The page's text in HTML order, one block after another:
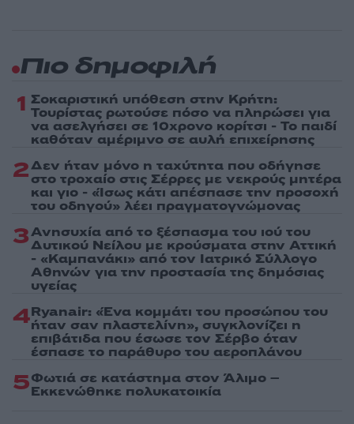
Πιο δημοφιλή
1 Σοκαριστική υπόθεση στην Κρήτη:
Τουρίστας ρωτούσε πόσο να πληρώσει για
να ασελγήσει σε 10χρονο κορίτσι - Το παιδί
καθόταν αμέριμνο σε αυλή επιχείρησης
2Δεν ήταν μόνο η ταχύτητα που οδήγησε
στο τροχαίο στις Σέρρες με νεκρούς μητέρα
και γιο - «Ίσως κάτι απέσπασε την προσοχή
του οδηγού» λέει πραγματογνώμονας
3Ανησυχία από το ξέσπασμα του ιού του
Δυτικού Νείλου με κρούσματα στην Αττική
- «Καμπανάκι» από τον Ιατρικό Σύλλογο
Αθηνών για την προστασία της δημόσιας
υγείας
4Ryanair: «Ένα κομμάτι του προσώπου του
ήταν σαν πλαστελίνη», συγκλονίζει η
επιβάτιδα που έσωσε τον Σέρβο όταν
έσπασε το παράθυρο του αεροπλάνου
5Φωτιά σε κατάστημα στον Άλιμο –
Εκκενώθηκε πολυκατοικία